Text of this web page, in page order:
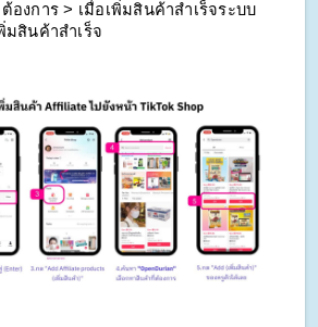
องการ > เมื่อเพิ่มสินค้าสำเร็จระบบ
มสินค้าสำเร็จ